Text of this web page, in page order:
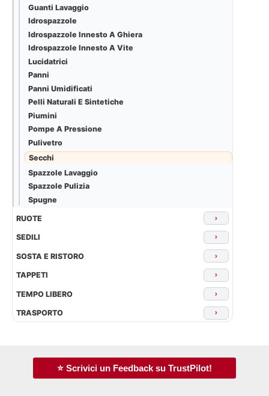
Guanti Lavaggio
Idrospazzole
Idrospazzole Innesto A Ghiera
Idrospazzole Innesto A Vite
Lucidatrici
Panni
Panni Umidificati
Pelli Naturali E Sintetiche
Piumini
Pompe A Pressione
Pulivetro
Secchi
Spazzole Lavaggio
Spazzole Pulizia
Spugne
RUOTE ›
SEDILI ›
SOSTA E RISTORO ›
TAPPETI ›
TEMPO LIBERO ›
TRASPORTO ›
⭐ Scrivici un Feedback su TrustPilot!